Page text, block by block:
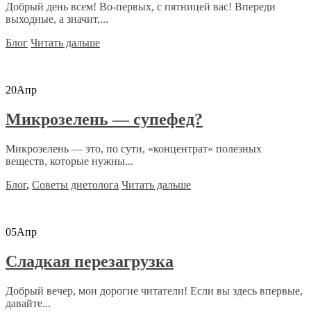
Добрый день всем! Во-первых, с пятницей вас! Впереди
выходные, а значит,...
Блог Читать дальше
20Апр
Микрозелень — супефед?
Микрозелень — это, по сути, «концентрат» полезных
веществ, которые нужны...
Блог, Советы диетолога Читать дальше
05Апр
Сладкая перезагрузка
Добрый вечер, мои дорогие читатели! Если вы здесь впервые,
давайте...